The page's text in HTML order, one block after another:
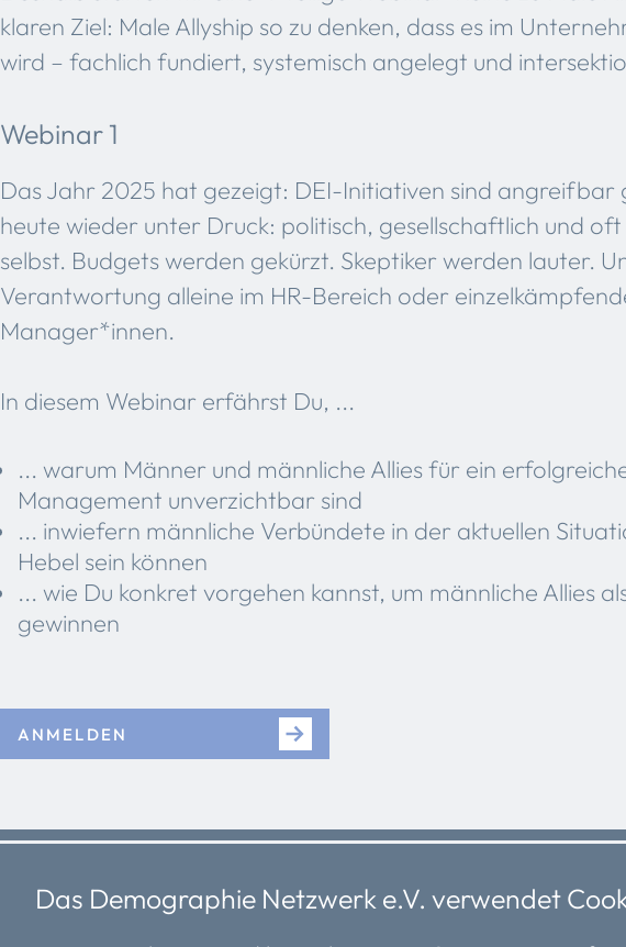
klaren Ziel: Male Allyship so zu denken, dass es im
wird – fachlich fundiert, systemisch angelegt und
Webinar 1
Das Jahr 2025 hat gezeigt: DEI-Initiativen sind angreifbar
heute wieder unter Druck: politisch, gesellschaftlich und
selbst. Budgets werden gekürzt. Skeptiker werden lauter.
Verantwortung alleine im HR-Bereich oder
Manager*innen.
In diesem Webinar erfährst Du, ...
... warum Männer und männliche Allies für ein
Management unverzichtbar sind
... inwiefern männliche Verbündete in der aktuellen
Hebel sein können
... wie Du konkret vorgehen kannst, um männliche Allies
gewinnen
ANMELDEN
Das Demographie Netzwerk e.V. verwendet